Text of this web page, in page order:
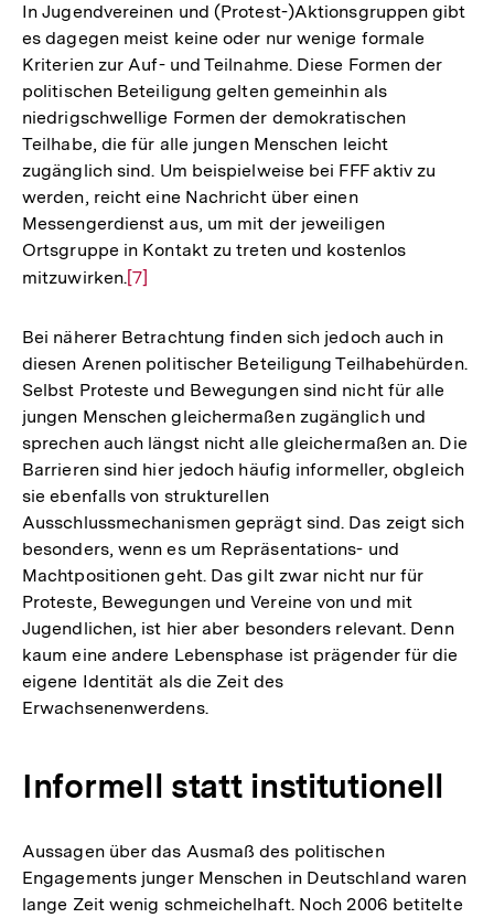
der
Fußnote
In Jugendvereinen und (Protest-)Aktionsgruppen gibt
es dagegen meist keine oder nur wenige formale
Kriterien zur Auf- und Teilnahme. Diese Formen der
politischen Beteiligung gelten gemeinhin als
niedrigschwellige Formen der demokratischen
Teilhabe, die für alle jungen Menschen leicht
zugänglich sind. Um beispielweise bei FFF aktiv zu
werden, reicht eine Nachricht über einen
Messengerdienst aus, um mit der jeweiligen
Ortsgruppe in Kontakt zu treten und kostenlos
mitzuwirken.Zur
der
Fußnote
[7]
Bei näherer Betrachtung finden sich jedoch auch in
diesen Arenen politischer Beteiligung Teilhabehürden.
Selbst Proteste und Bewegungen sind nicht für alle
jungen Menschen gleichermaßen zugänglich und
sprechen auch längst nicht alle gleichermaßen an. Die
Barrieren sind hier jedoch häufig informeller, obgleich
sie ebenfalls von strukturellen
Ausschlussmechanismen geprägt sind. Das zeigt sich
besonders, wenn es um Repräsentations- und
Machtpositionen geht. Das gilt zwar nicht nur für
Proteste, Bewegungen und Vereine von und mit
Jugendlichen, ist hier aber besonders relevant. Denn
kaum eine andere Lebensphase ist prägender für die
eigene Identität als die Zeit des
Erwachsenenwerdens.
Informell statt institutionell
Aussagen über das Ausmaß des politischen
Engagements junger Menschen in Deutschland waren
lange Zeit wenig schmeichelhaft. Noch 2006 betitelte